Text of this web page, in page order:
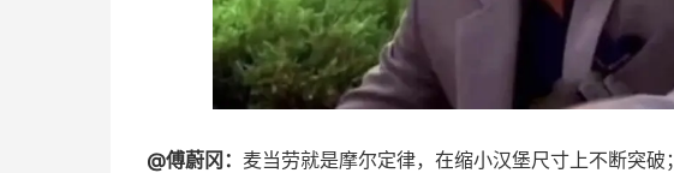
@傅蔚冈： 麦当劳就是摩尔定律，在缩小汉堡尺寸上不断突破；